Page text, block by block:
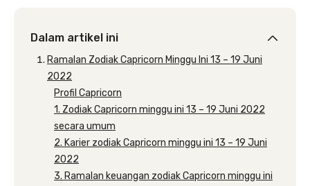
Dalam artikel ini
Ramalan Zodiak Capricorn Minggu Ini 13 – 19 Juni
2022
Profil Capricorn
1. Zodiak Capricorn minggu ini 13 – 19 Juni 2022
secara umum
2. Karier zodiak Capricorn minggu ini 13 – 19 Juni
2022
3. Ramalan keuangan zodiak Capricorn minggu ini